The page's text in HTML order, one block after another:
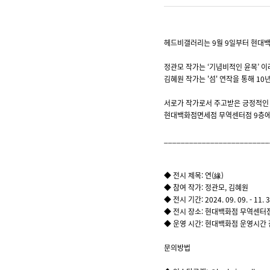
헤드비갤러리는 9월 9일부터 현대
정관모 작가는 ‘기념비적인 윤목’
김혜원 작가는 '섬' 연작을 통해 10
서로가 작가로서 주고받은 긍정적
현대백화점면세점 무역센터점 9층
◆ 전시 제목: 연(緣)
◆ 참여 작가: 정관모, 김혜원
◆ 전시 기간: 2024. 09. 09. - 11.
◆ 전시 장소: 현대백화점 무역센
◆ 운영 시간: 현대백화점 운영시간
문의방법